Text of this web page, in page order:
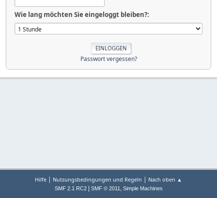
Wie lang möchten Sie eingeloggt bleiben?:
Passwort vergessen?
Hilfe | Nutzungsbedingungen und Regeln | Nach oben ▲
SMF 2.1 RC2| SMF © 2011, Simple Machines